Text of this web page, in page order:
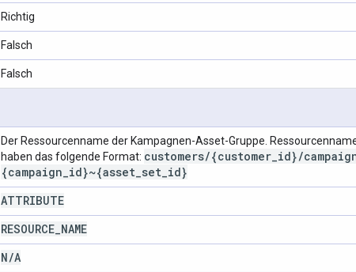
Richtig
Falsch
Falsch
Der Ressourcenname der Kampagnen-Asset-Gruppe.
haben das folgende Format: customers/{customer id}/
{campaign id}~{asset set id}
ATTRIBUTE
RESOURCE NAME
N/A